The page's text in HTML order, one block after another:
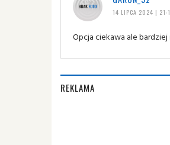
14 LIPCA 2024 |
Opcja ciekawa ale
REKLAMA